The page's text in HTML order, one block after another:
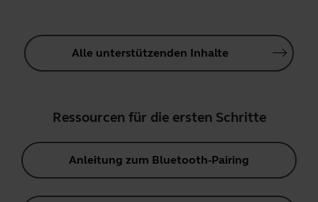
Alle unterstützenden Inhalte
Ressourcen für die ersten Schritte
Anleitung zum Bluetooth-Pairing